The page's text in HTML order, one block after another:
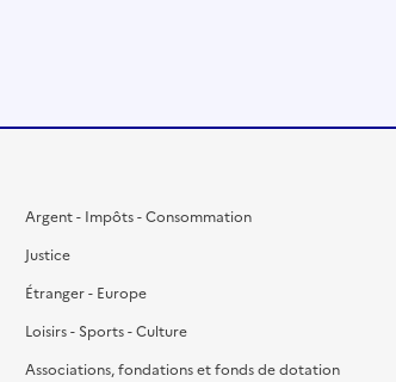
Argent - Impôts - Consommation
Justice
Étranger - Europe
Loisirs - Sports - Culture
Associations, fondations et fonds de dotation